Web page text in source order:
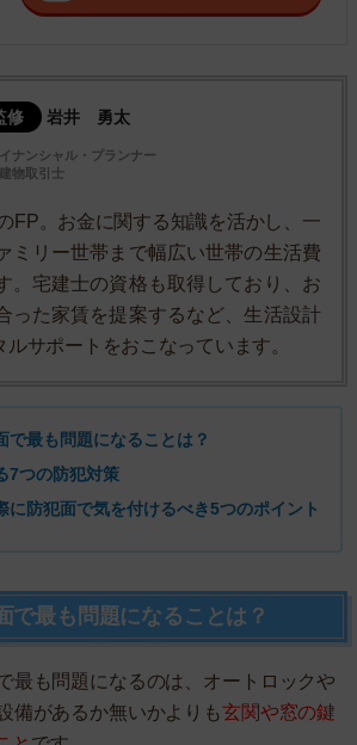
修 岩井 勇太
イナンシャル・プランナー
物取引士
FP。お金に関する知識を活かし、一
ミリー世帯まで幅広い世帯の生活費
。宅建士の資格も取得しており、お
った家賃を提案するなど、生活設計
サポートをおこなっています。
で最も問題になることは？
7つの防犯対策
に防犯面で気を付けるべき5つのポイント
で最も問題になることは？
最も問題になるのは、オートロックや
備があるか無いかよりも玄関や窓の鍵